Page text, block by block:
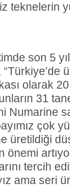
teknelerin
son 5
olarak
31
Numarine
çok
üretildiği
önemi
tercih
ama seri